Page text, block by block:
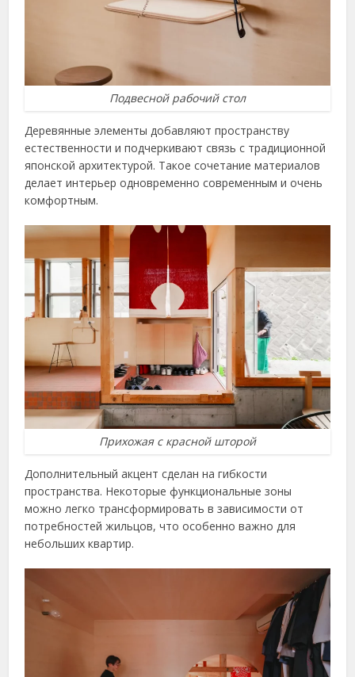
Подвесной рабочий стол
Деревянные элементы добавляют пространству
естественности и подчеркивают связь с традиционной
японской архитектурой. Такое сочетание материалов
делает интерьер одновременно современным и очень
комфортным.
Прихожая с красной шторой
Дополнительный акцент сделан на гибкости
пространства. Некоторые функциональные зоны
можно легко трансформировать в зависимости от
потребностей жильцов, что особенно важно для
небольших квартир.